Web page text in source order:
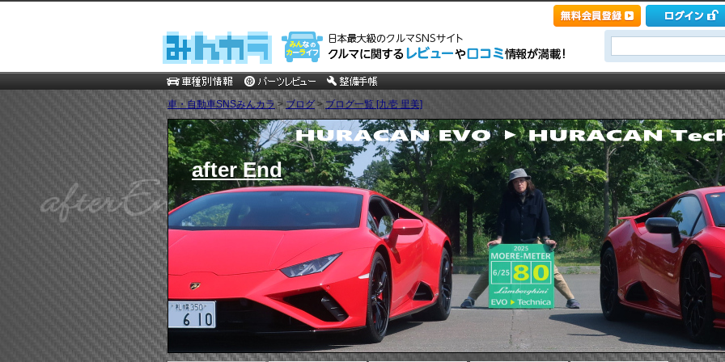
車・自動車SNSみんカラ>ブログ>ブログ一覧 [九壱 里美]
after End